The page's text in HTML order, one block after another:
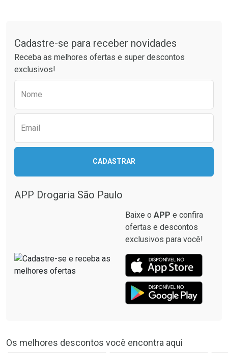
Ativar Desconto
Comprar sem Desconto
Comprar sem Desconto
Por R$ 40,66/cada
Ativar Desconto
Comprar sem Desconto
Comprar sem Desconto
Cadastre-se para receber novidades
Receba as melhores ofertas e super descontos
exclusivos!
Nome
Email
CADASTRAR
APP Drogaria São Paulo
Baixe o APP e confira
ofertas e descontos
exclusivos para você!
Os melhores descontos você encontra aqui